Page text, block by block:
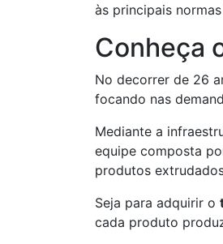
às principais
Conheça
No decorrer de 26
focando nas
Mediante a
equipe composta
produtos
Seja para adquirir o
cada produto